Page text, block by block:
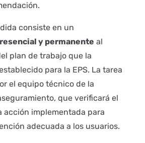
consiste en un
y permanente al
plan de trabajo que la
para la EPS. La tarea
el equipo técnico de la
que verificará el
acción implementada para
adecuada a los usuarios.